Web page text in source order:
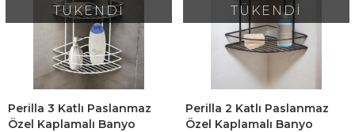
TÜKENDİ
Perilla 3 Katlı Paslanmaz
Özel Kaplamalı Banyo
TÜKENDİ
Perilla 2 Katlı Paslanmaz
Özel Kaplamalı Banyo